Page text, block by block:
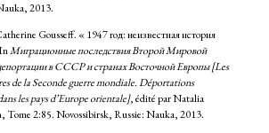
2013.
Gousseff. « 1947 год: неизвестная история
Миграционные последствия Второй Мировой
в СССР и странах Восточной Европы [Les
de la Seconde guerre mondiale. Déportations
les pays d’Europe orientale], édité par Natalia
Tome 2:85. Novossibirsk, Russie: Nauka, 2013.